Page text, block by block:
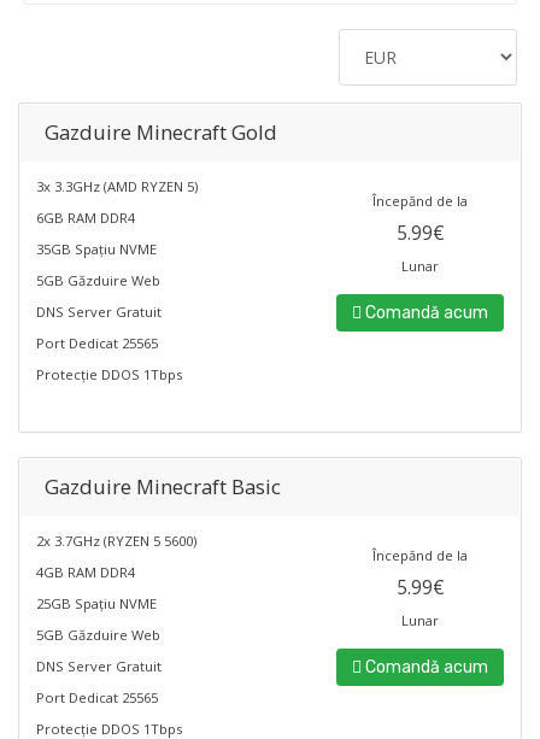
Gazduire Minecraft Gold
3x 3.3GHz (AMD RYZEN 5)
6GB RAM DDR4
35GB Spațiu NVME
5GB Găzduire Web
DNS Server Gratuit
Port Dedicat 25565
Protecție DDOS 1Tbps
Începănd de la
5.99€
Lunar
Comandă acum
Gazduire Minecraft Basic
2x 3.7GHz (RYZEN 5 5600)
4GB RAM DDR4
25GB Spațiu NVME
5GB Găzduire Web
DNS Server Gratuit
Port Dedicat 25565
Protecție DDOS 1Tbps
Începănd de la
5.99€
Lunar
Comandă acum